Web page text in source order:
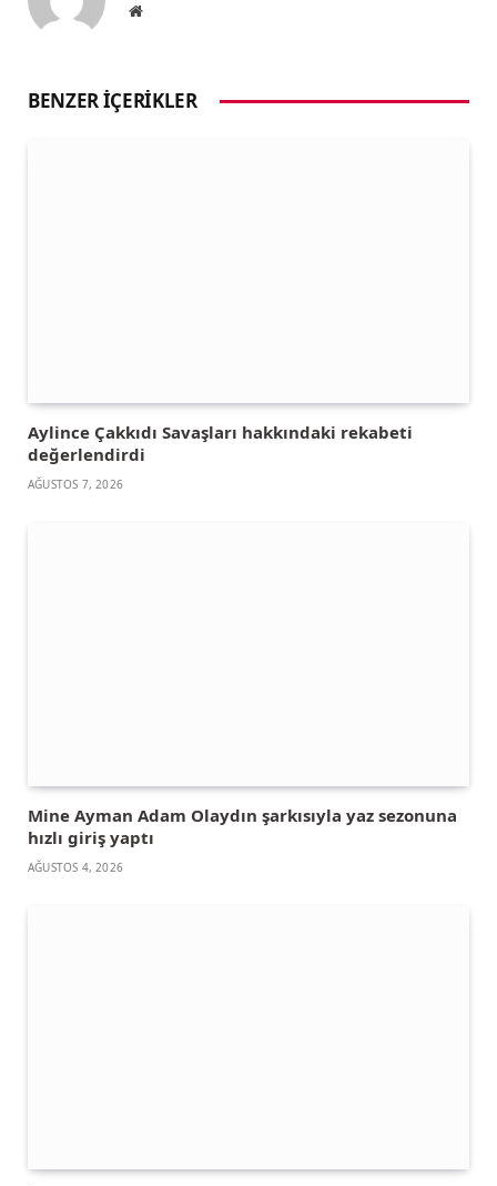
Website
BENZER İÇERIKLER
Aylince Çakkıdı Savaşları hakkındaki rekabeti
değerlendirdi
AĞUSTOS 7, 2026
Mine Ayman Adam Olaydın şarkısıyla yaz sezonuna
hızlı giriş yaptı
AĞUSTOS 4, 2026